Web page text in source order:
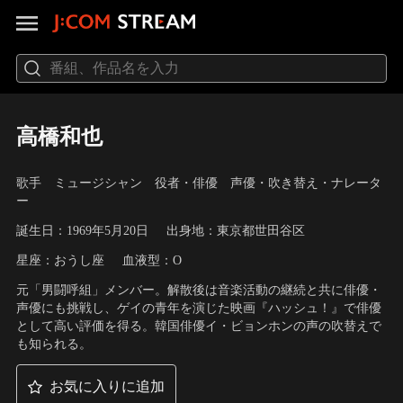
高橋和也
歌手 ミュージシャン 役者・俳優 声優・吹き替え・ナレータ
ー
誕生日：1969年5月20日 出身地：東京都世田谷区
星座：おうし座 血液型：O
元「男闘呼組」メンバー。解散後は音楽活動の継続と共に俳優・
声優にも挑戦し、ゲイの青年を演じた映画『ハッシュ！』で俳優
として高い評価を得る。韓国俳優イ・ビョンホンの声の吹替えで
も知られる。
お気に入りに追加